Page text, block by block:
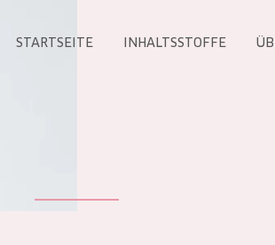
STARTSEITE INHALTSSTOFFE